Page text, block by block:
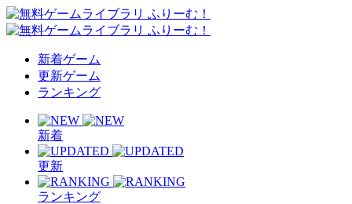
新着ゲーム
更新ゲーム
ランキング
新着
更新
ランキング